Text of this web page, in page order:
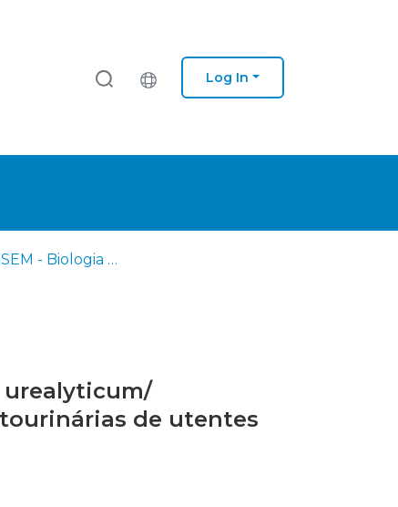
Log In
EM - ESSEM - Biologia Molecular em Saúde
urealyticum/
de utentes